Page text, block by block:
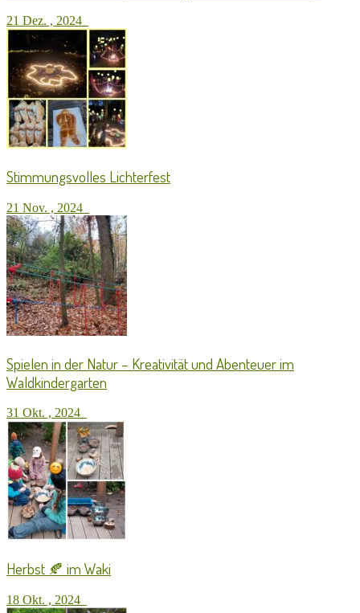
21 Dez. , 2024
Stimmungsvolles Lichterfest
21 Nov. , 2024
Spielen in der Natur – Kreativität und Abenteuer im
Waldkindergarten
31 Okt. , 2024
Herbst 🍂 im Waki
18 Okt. , 2024